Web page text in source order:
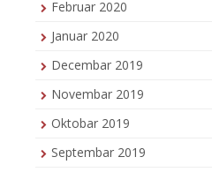
Februar 2020
Januar 2020
Decembar 2019
Novembar 2019
Oktobar 2019
Septembar 2019